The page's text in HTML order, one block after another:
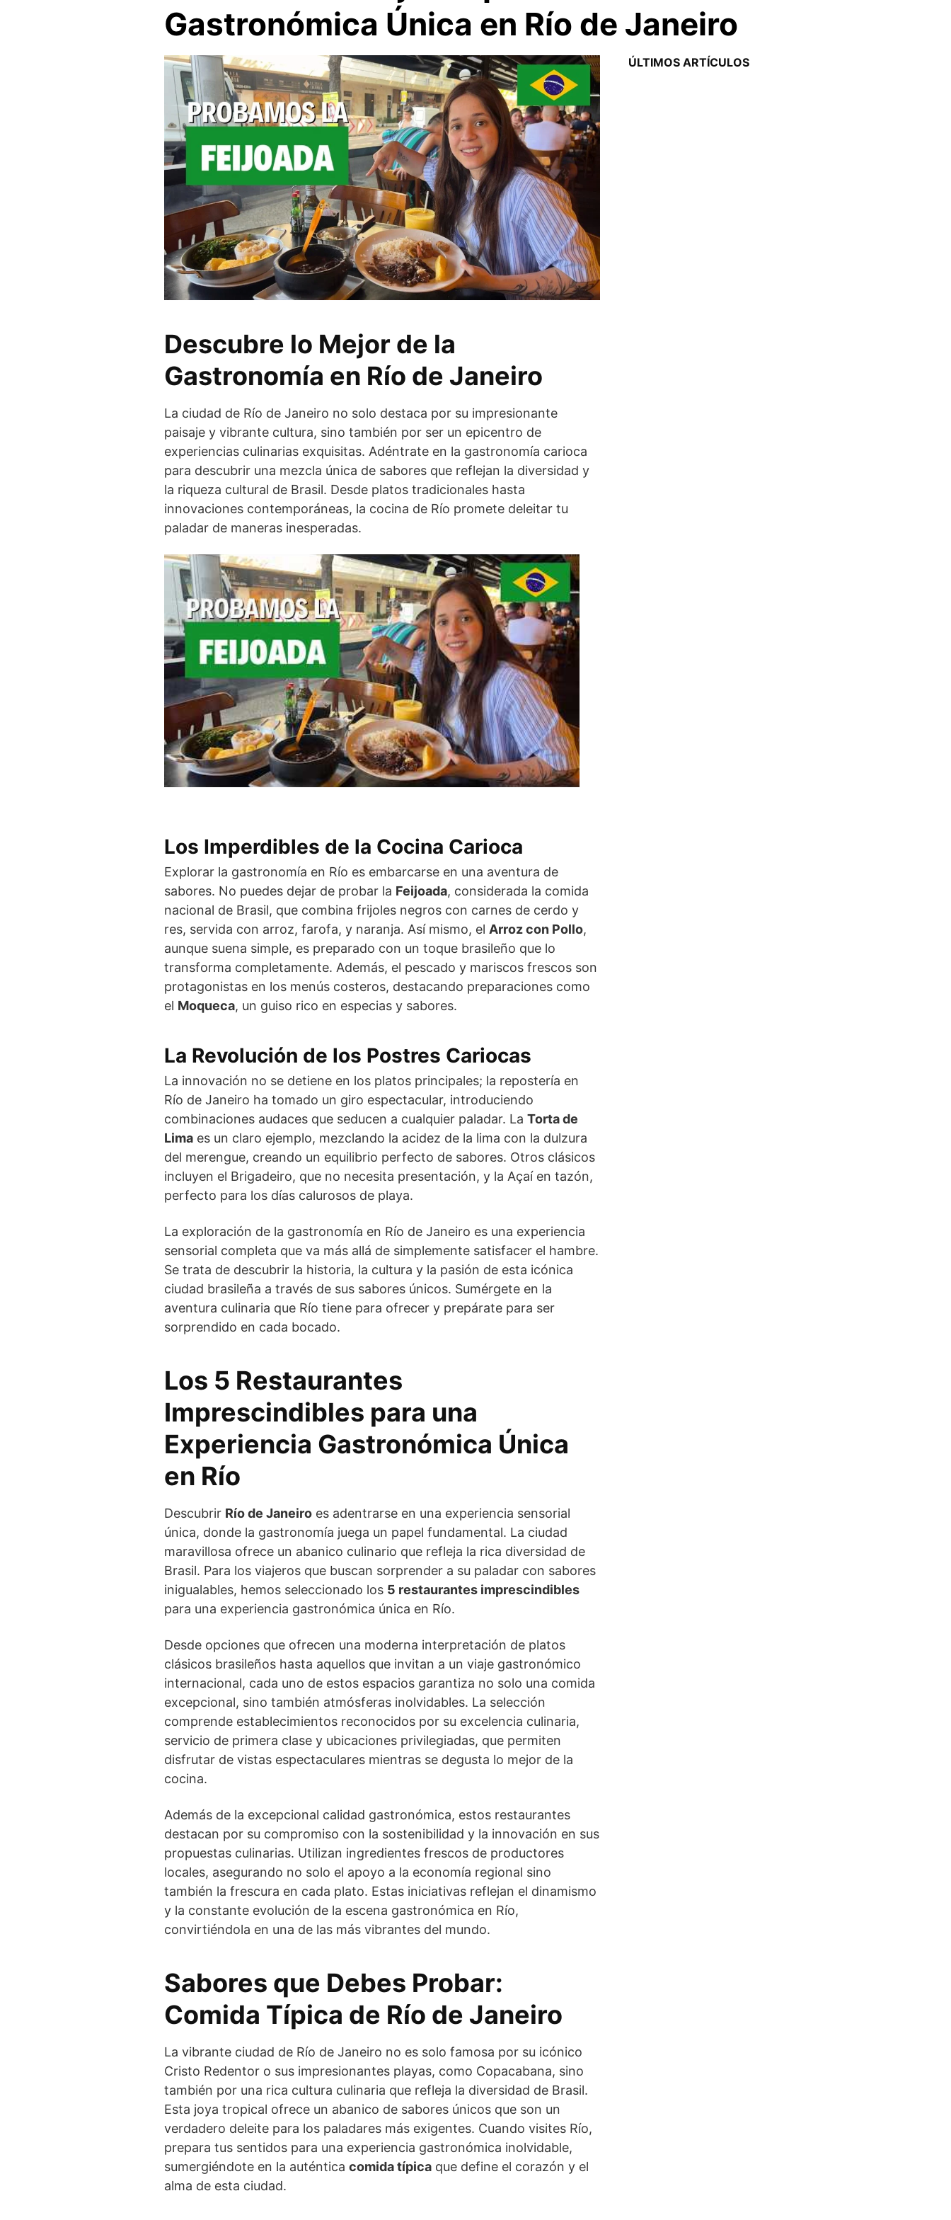
Gastronómica Única en Río de Janeiro
Descubre lo Mejor de la
Gastronomía en Río de Janeiro
La ciudad de Río de Janeiro no solo destaca por su impresionante
paisaje y vibrante cultura, sino también por ser un epicentro de
experiencias culinarias exquisitas. Adéntrate en la gastronomía carioca
para descubrir una mezcla única de sabores que reflejan la diversidad y
la riqueza cultural de Brasil. Desde platos tradicionales hasta
innovaciones contemporáneas, la cocina de Río promete deleitar tu
paladar de maneras inesperadas.
Los Imperdibles de la Cocina Carioca
Explorar la gastronomía en Río es embarcarse en una aventura de
sabores. No puedes dejar de probar la Feijoada, considerada la comida
nacional de Brasil, que combina frijoles negros con carnes de cerdo y
res, servida con arroz, farofa, y naranja. Así mismo, el Arroz con Pollo,
aunque suena simple, es preparado con un toque brasileño que lo
transforma completamente. Además, el pescado y mariscos frescos son
protagonistas en los menús costeros, destacando preparaciones como
el Moqueca, un guiso rico en especias y sabores.
La Revolución de los Postres Cariocas
La innovación no se detiene en los platos principales; la repostería en
Río de Janeiro ha tomado un giro espectacular, introduciendo
combinaciones audaces que seducen a cualquier paladar. La Torta de
Lima es un claro ejemplo, mezclando la acidez de la lima con la dulzura
del merengue, creando un equilibrio perfecto de sabores. Otros clásicos
incluyen el Brigadeiro, que no necesita presentación, y la Açaí en tazón,
perfecto para los días calurosos de playa.
La exploración de la gastronomía en Río de Janeiro es una experiencia
sensorial completa que va más allá de simplemente satisfacer el hambre.
Se trata de descubrir la historia, la cultura y la pasión de esta icónica
ciudad brasileña a través de sus sabores únicos. Sumérgete en la
aventura culinaria que Río tiene para ofrecer y prepárate para ser
sorprendido en cada bocado.
Los 5 Restaurantes
Imprescindibles para una
Experiencia Gastronómica Única
en Río
Descubrir Río de Janeiro es adentrarse en una experiencia sensorial
única, donde la gastronomía juega un papel fundamental. La ciudad
maravillosa ofrece un abanico culinario que refleja la rica diversidad de
Brasil. Para los viajeros que buscan sorprender a su paladar con sabores
inigualables, hemos seleccionado los 5 restaurantes imprescindibles
para una experiencia gastronómica única en Río.
Desde opciones que ofrecen una moderna interpretación de platos
clásicos brasileños hasta aquellos que invitan a un viaje gastronómico
internacional, cada uno de estos espacios garantiza no solo una comida
excepcional, sino también atmósferas inolvidables. La selección
comprende establecimientos reconocidos por su excelencia culinaria,
servicio de primera clase y ubicaciones privilegiadas, que permiten
disfrutar de vistas espectaculares mientras se degusta lo mejor de la
cocina.
Además de la excepcional calidad gastronómica, estos restaurantes
destacan por su compromiso con la sostenibilidad y la innovación en sus
propuestas culinarias. Utilizan ingredientes frescos de productores
locales, asegurando no solo el apoyo a la economía regional sino
también la frescura en cada plato. Estas iniciativas reflejan el dinamismo
y la constante evolución de la escena gastronómica en Río,
convirtiéndola en una de las más vibrantes del mundo.
Sabores que Debes Probar:
Comida Típica de Río de Janeiro
La vibrante ciudad de Río de Janeiro no es solo famosa por su icónico
Cristo Redentor o sus impresionantes playas, como Copacabana, sino
también por una rica cultura culinaria que refleja la diversidad de Brasil.
Esta joya tropical ofrece un abanico de sabores únicos que son un
verdadero deleite para los paladares más exigentes. Cuando visites Río,
prepara tus sentidos para una experiencia gastronómica inolvidable,
sumergiéndote en la auténtica comida típica que define el corazón y el
alma de esta ciudad.
ÚLTIMOS ARTÍCULOS